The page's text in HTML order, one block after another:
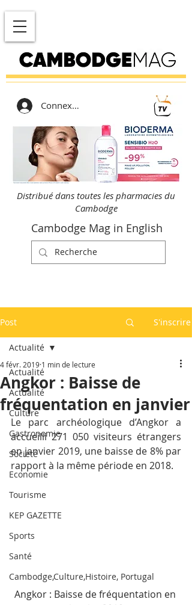
Connexion
Distribué dans toutes les pharmacies du
Cambodge
Cambodge Mag in English
Post S'inscrire
Actualité
Actualité
Culture
Gastronomie
Société
Economie
Tourisme
KEP GAZETTE
Sports
Santé
Cambodge,Culture,Histoire, Portugal
Actualité
Angkor : Baisse de
fréquentation en janvier
4 févr. 2019 1 min de lecture
Le parc archéologique d’Angkor a
accueilli 271 050 visiteurs étrangers
en janvier 2019, une baisse de 8% par
rapport à la même période en 2018.
Angkor : Baisse de fréquentation en